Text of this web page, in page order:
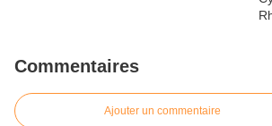
Commentaires
Ajouter un commentaire